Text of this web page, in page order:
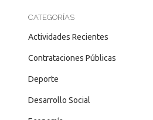
CATEGORÍAS
Actividades Recientes
Contrataciones Públicas
Deporte
Desarrollo Social